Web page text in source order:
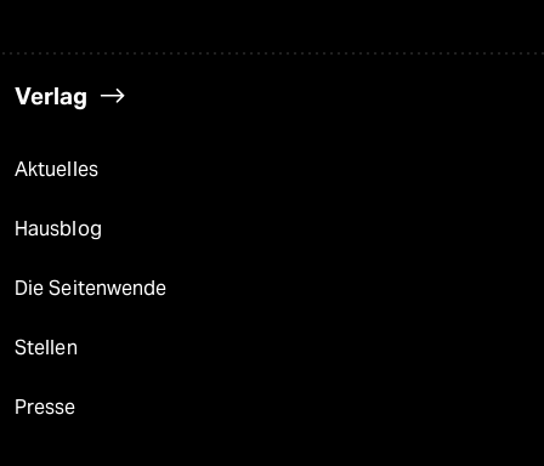
Verlag
Aktuelles
Hausblog
Die Seitenwende
Stellen
Presse